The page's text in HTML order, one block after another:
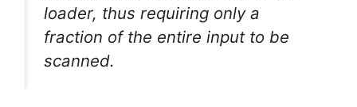
loader, thus requiring only a
fraction of the entire input to be
scanned.